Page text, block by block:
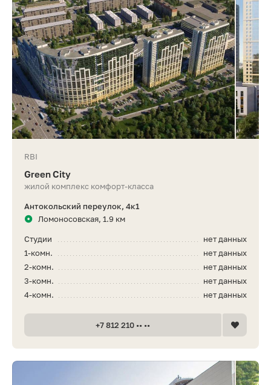
RBI
Green City
жилой комплекс комфорт-класса
Антокольский переулок, 4к1
Ломоносовская, 1.9 км
нет данных
Студии
нет данных
1-комн.
нет данных
2-комн.
нет данных
3-комн.
нет данных
4-комн.
+7 812 210 •• ••